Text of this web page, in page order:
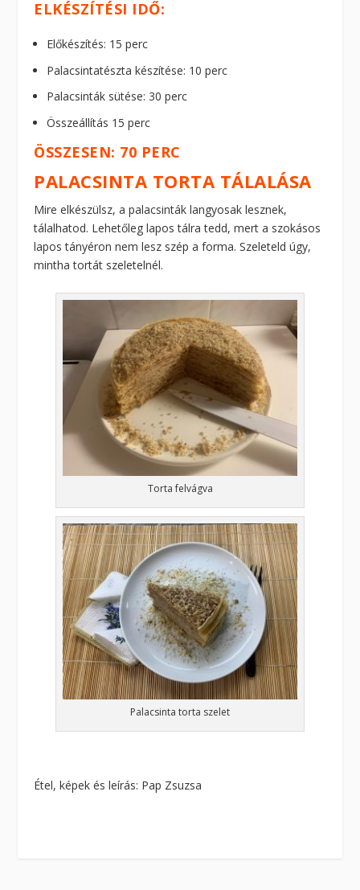
ELKÉSZÍTÉSI IDŐ:
Előkészítés: 15 perc
Palacsintatészta készítése: 10 perc
Palacsinták sütése: 30 perc
Összeállítás 15 perc
ÖSSZESEN: 70 PERC
PALACSINTA TORTA TÁLALÁSA
Mire elkészülsz, a palacsinták langyosak lesznek,
tálalhatod. Lehetőleg lapos tálra tedd, mert a szokásos
lapos tányéron nem lesz szép a forma. Szeleteld úgy,
mintha tortát szeletelnél.
Torta felvágva
Palacsinta torta szelet
Étel, képek és leírás: Pap Zsuzsa